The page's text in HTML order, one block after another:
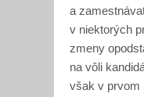
a
v niektorých
zmeny
na vôli
však v prvom